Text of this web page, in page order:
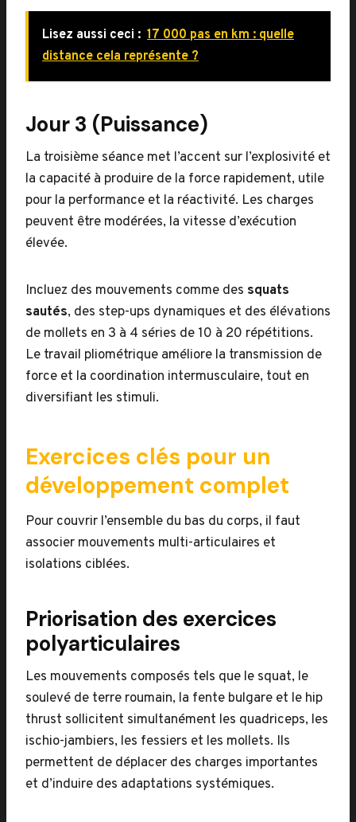
Lisez aussi ceci : 17 000 pas en km : quelle
distance cela représente ?
Jour 3 (Puissance)
La troisième séance met l’accent sur l’explosivité et
la capacité à produire de la force rapidement, utile
pour la performance et la réactivité. Les charges
peuvent être modérées, la vitesse d’exécution
élevée.
Incluez des mouvements comme des squats
sautés, des step-ups dynamiques et des élévations
de mollets en 3 à 4 séries de 10 à 20 répétitions.
Le travail pliométrique améliore la transmission de
force et la coordination intermusculaire, tout en
diversifiant les stimuli.
Exercices clés pour un
développement complet
Pour couvrir l’ensemble du bas du corps, il faut
associer mouvements multi-articulaires et
isolations ciblées.
Priorisation des exercices
polyarticulaires
Les mouvements composés tels que le squat, le
soulevé de terre roumain, la fente bulgare et le hip
thrust sollicitent simultanément les quadriceps, les
ischio-jambiers, les fessiers et les mollets. Ils
permettent de déplacer des charges importantes
et d’induire des adaptations systémiques.